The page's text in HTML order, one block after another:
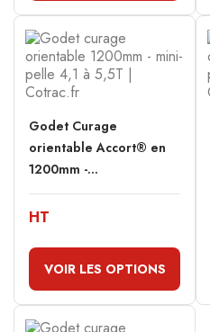
Godet Curage
orientable Accort® en
1200mm -...
HT
VOIR LES OPTIONS